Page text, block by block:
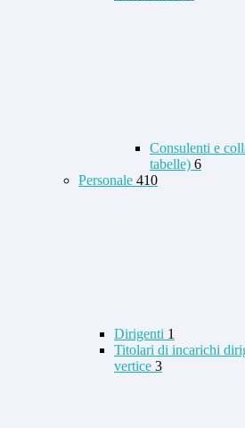
Consulenti e
tabelle) 6
Personale 410
Dirigenti 1
Titolari di incarichi
vertice 3